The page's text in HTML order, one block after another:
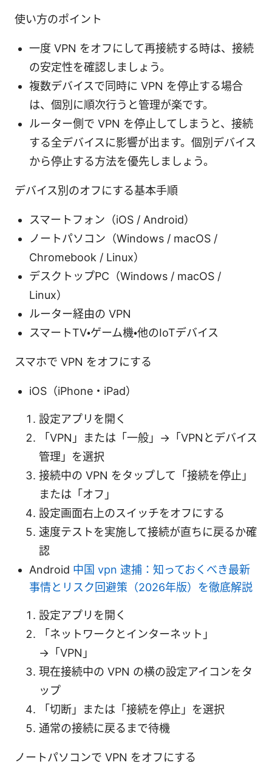
使い方のポイント
一度 VPN をオフにして再接続する時は、接続
の安定性を確認しましょう。
複数デバイスで同時に VPN を停止する場合
は、個別に順次行うと管理が楽です。
ルーター側で VPN を停止してしまうと、接続
する全デバイスに影響が出ます。個別デバイス
から停止する方法を優先しましょう。
デバイス別のオフにする基本手順
スマートフォン（iOS / Android）
ノートパソコン（Windows / macOS /
Chromebook / Linux）
デスクトップPC（Windows / macOS /
Linux）
ルーター経由の VPN
スマートTV・ゲーム機・他のIoTデバイス
スマホで VPN をオフにする
iOS（iPhone・iPad）
設定アプリを開く
「VPN」または「一般」→「VPNとデバイス
管理」を選択
接続中の VPN をタップして「接続を停止」
または「オフ」
設定画面右上のスイッチをオフにする
速度テストを実施して接続が直ちに戻るか確
認
Android 中国 vpn 逮捕：知っておくべき最新
事情とリスク回避策（2026年版）を徹底解説
設定アプリを開く
「ネットワークとインターネット」
→「VPN」
現在接続中の VPN の横の設定アイコンをタ
ップ
「切断」または「接続を停止」を選択
通常の接続に戻るまで待機
ノートパソコンで VPN をオフにする